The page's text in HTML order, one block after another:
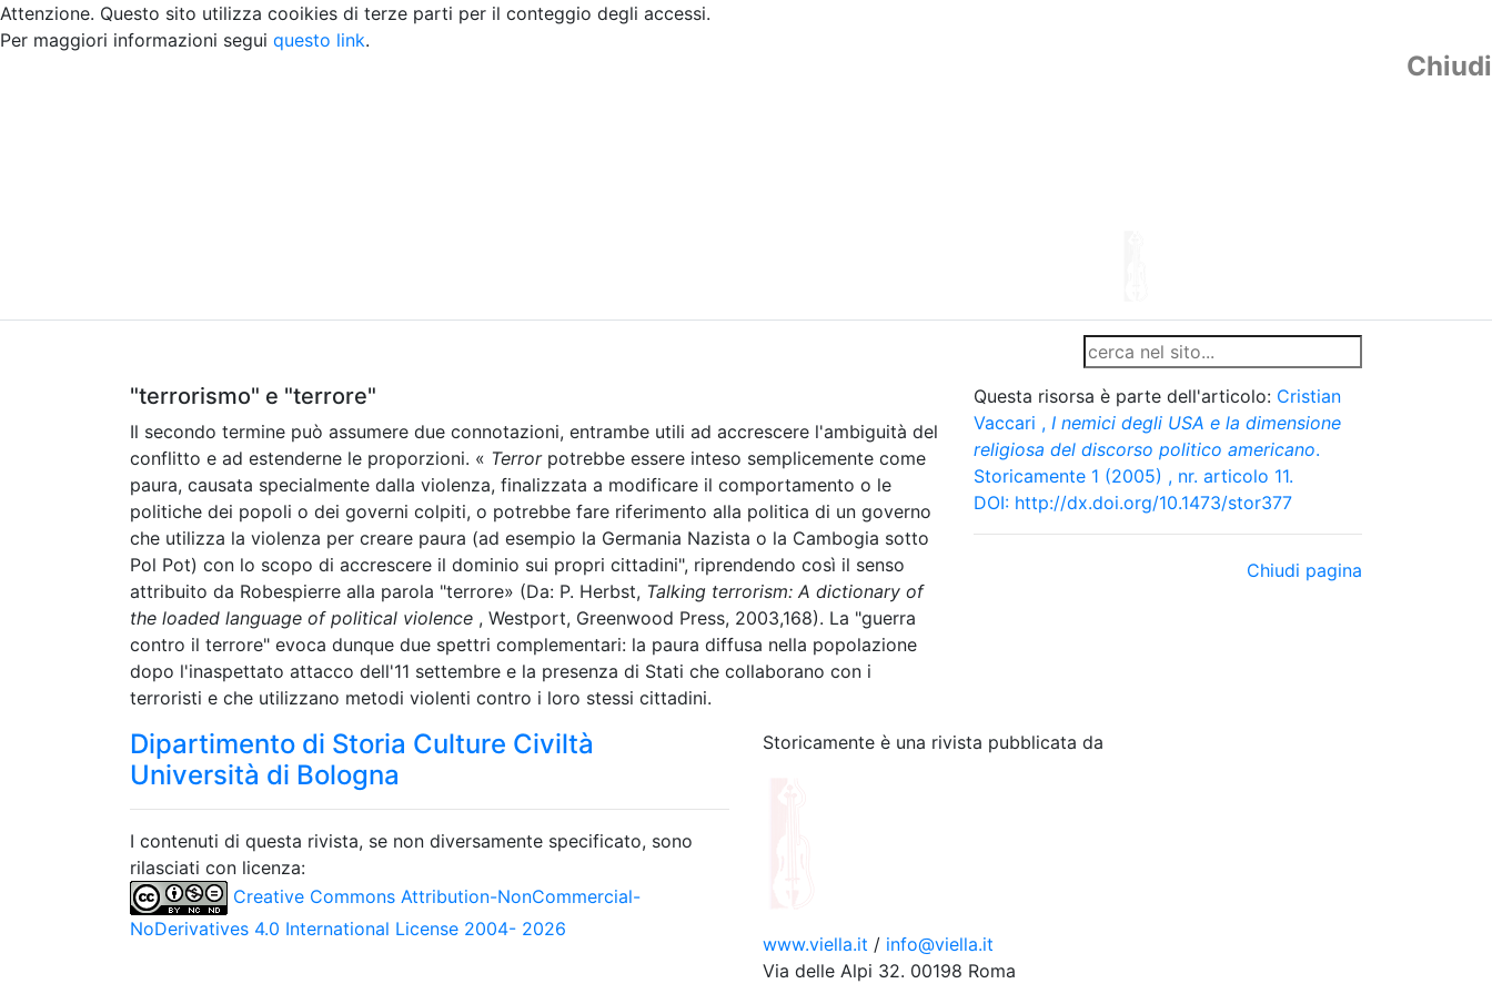
Attenzione. Questo sito utilizza cooikies di terze parti per il conteggio degli accessi.
Per maggiori informazioni segui questo link.
Chiudi
"terrorismo" e "terrore"
Il secondo termine può assumere due connotazioni, entrambe utili ad accrescere l'ambiguità del
conflitto e ad estenderne le proporzioni. « Terrorpotrebbe essere inteso semplicemente come
paura, causata specialmente dalla violenza, finalizzata a modificare il comportamento o le
politiche dei popoli o dei governi colpiti, o potrebbe fare riferimento alla politica di un governo
che utilizza la violenza per creare paura (ad esempio la Germania Nazista o la Cambogia sotto
Pol Pot) con lo scopo di accrescere il dominio sui propri cittadini", riprendendo così il senso
attribuito da Robespierre alla parola "terrore» (Da: P. Herbst, Talking terrorism: A dictionary of
the loaded language of political violence , Westport, Greenwood Press, 2003,168). La "guerra
contro il terrore" evoca dunque due spettri complementari: la paura diffusa nella popolazione
dopo l'inaspettato attacco dell'11 settembre e la presenza di Stati che collaborano con i
terroristi e che utilizzano metodi violenti contro i loro stessi cittadini.
Questa risorsa è parte dell'articolo: Cristian
Vaccari , I nemici degli USA e la dimensione
religiosa del discorso politico americano.
Storicamente 1 (2005) , nr. articolo 11.
DOI: http://dx.doi.org/10.1473/stor377
Chiudi pagina
Dipartimento di Storia Culture Civiltà
Università di Bologna
I contenuti di questa rivista, se non diversamente specificato, sono
rilasciati con licenza:
Creative Commons Attribution-NonCommercial-
NoDerivatives 4.0 International License 2004- 2026
Storicamente è una rivista pubblicata da
www.viella.it / info@viella.it
Via delle Alpi 32. 00198 Roma